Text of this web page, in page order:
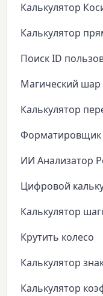
Калькулятор
Калькулятор
Поиск ID
Магический шар
Калькулятор
Форматировщик
ИИ Анализатор
Цифровой
Калькулятор
Крутить колесо
Калькулятор
Калькулятор